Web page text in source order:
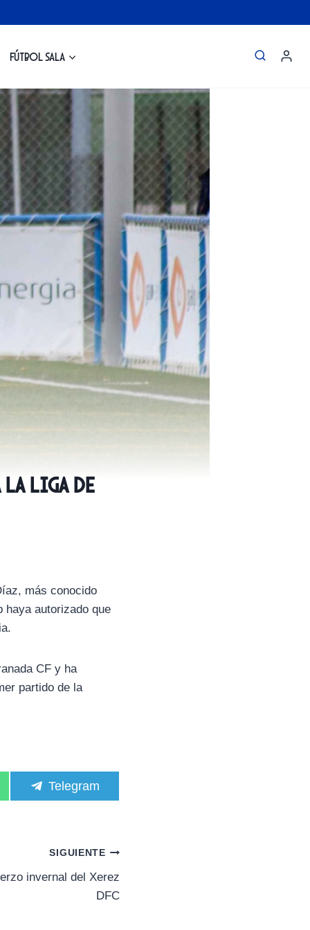
Fútbol Sala
Liga de
más conocido
haya autorizado que
CF y ha
partido de la
C
o
r
t
i
r
Telegram
SIGUIENTE
invernal del Xerez
DFC